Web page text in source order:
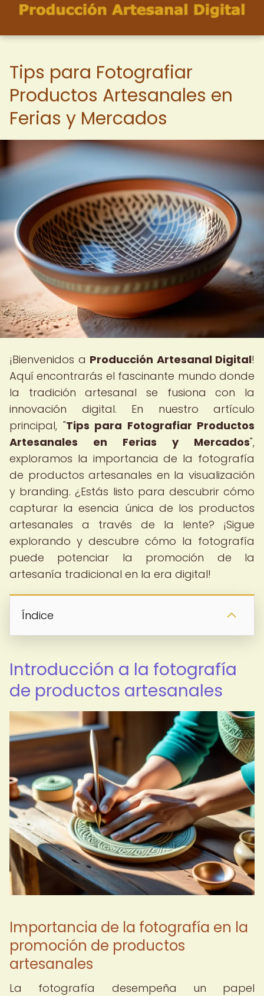
Tips para Fotografiar
Productos Artesanales en
Ferias y Mercados
¡Bienvenidos a Producción Artesanal Digital!
Aquí encontrarás el fascinante mundo donde
la tradición artesanal se fusiona con la
innovación digital. En nuestro artículo
principal, "Tips para Fotografiar Productos
Artesanales en Ferias y Mercados",
exploramos la importancia de la fotografía
de productos artesanales en la visualización
y branding. ¿Estás listo para descubrir cómo
capturar la esencia única de los productos
artesanales a través de la lente? ¡Sigue
explorando y descubre cómo la fotografía
puede potenciar la promoción de la
artesanía tradicional en la era digital!
Índice
Introducción a la fotografía
de productos artesanales
Importancia de la fotografía en la
promoción de productos
artesanales
La fotografía desempeña un papel